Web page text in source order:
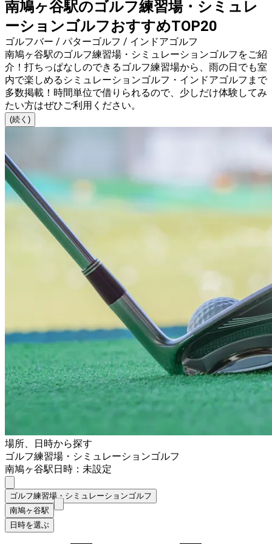
南鳩ヶ谷駅のゴルフ練習場・シミュレ
ーションゴルフおすすめTOP20
ゴルフバー / パターゴルフ / インドアゴルフ
南鳩ヶ谷駅のゴルフ練習場・シミュレーションゴルフをご紹
介！打ちっぱなしのできるゴルフ練習場から、雨の日でも室
内で楽しめるシミュレーションゴルフ・インドアゴルフまで
多数掲載！時間単位で借りられるので、少しだけ体験してみ
たい方はぜひご利用ください。
(続く)
場所、日時から探す
ゴルフ練習場・シミュレーションゴルフ
南鳩ヶ谷駅日時：未設定
ゴルフ練習場・シミュレーションゴルフ
南鳩ヶ谷駅
日時を選ぶ